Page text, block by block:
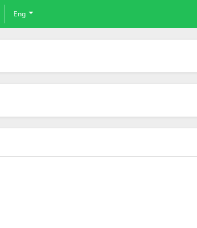
Eng